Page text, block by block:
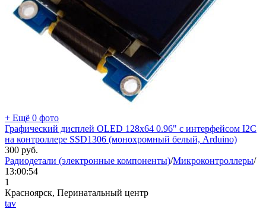
+ Ещё 0 фото
Графический дисплей OLED 128x64 0.96" с интерфейсом I2C
на контроллере SSD1306 (монохромный белый, Arduino)
300 руб.
Радиодетали (электронные компоненты)/Микроконтроллеры/
13:00:54
1
Красноярск, Перинатальный центр
tav